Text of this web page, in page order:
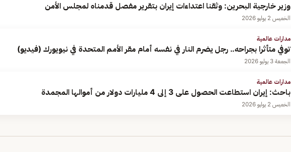
وزير خارجية البحرين: وثقنا اعتداءات إيران بتقرير مفصل قدمناه لمجلس الأمن
الخميس 2 يوليو 2026
مدارات عالمية
توفي متأثرا بجراحه.. رجل يضرم النار في نفسه أمام مقر الأمم المتحدة في نيويورك (فيديو)
الجمعة 3 يوليو 2026
مدارات عالمية
باحث: إيران استطاعت الحصول على 3 إلى 4 مليارات دولار من أموالها المجمدة
الخميس 2 يوليو 2026